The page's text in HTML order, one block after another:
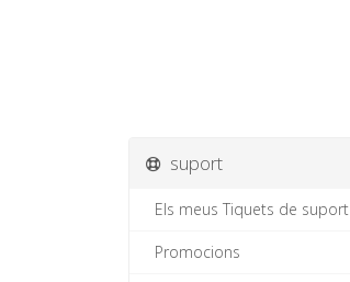
suport
Els meus Tiquets de suport
Promocions